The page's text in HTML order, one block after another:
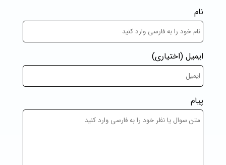
نام
ایمیل (اختیاری)
پیام